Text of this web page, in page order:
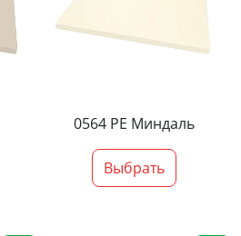
0564 PE Миндаль
Выбрать